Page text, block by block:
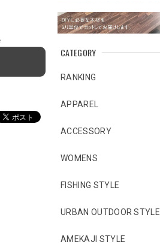
CATEGORY
RANKING
APPAREL
ACCESSORY
WOMENS
FISHING STYLE
URBAN OUTDOOR STYLE
AMEKAJI STYLE